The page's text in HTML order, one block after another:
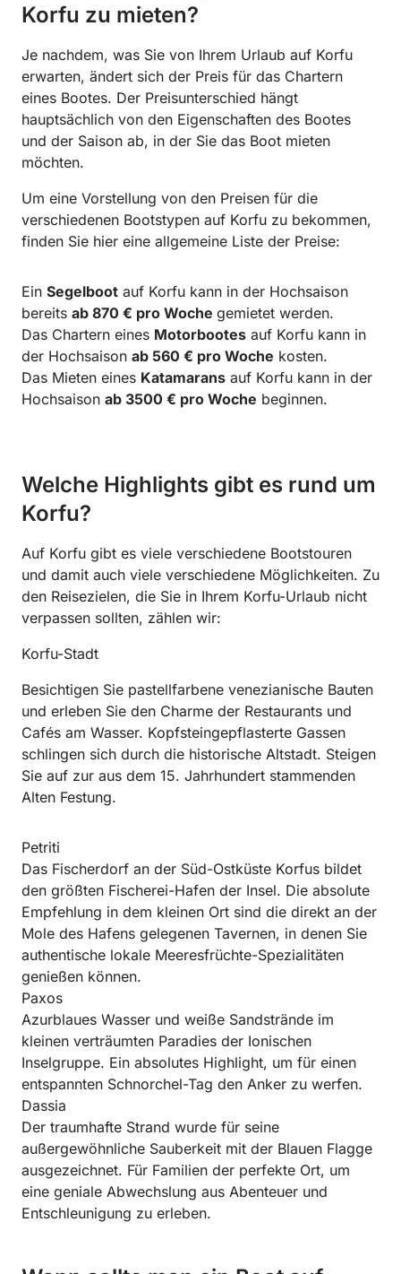
Korfu zu mieten?
Je nachdem, was Sie von Ihrem Urlaub auf Korfu
erwarten, ändert sich der Preis für das Chartern
eines Bootes. Der Preisunterschied hängt
hauptsächlich von den Eigenschaften des Bootes
und der Saison ab, in der Sie das Boot mieten
möchten.
Um eine Vorstellung von den Preisen für die
verschiedenen Bootstypen auf Korfu zu bekommen,
finden Sie hier eine allgemeine Liste der Preise:
Ein Segelboot auf Korfu kann in der Hochsaison
bereits ab 870 € pro Woche gemietet werden.
Das Chartern eines Motorbootes auf Korfu kann in
der Hochsaison ab 560 € pro Woche kosten.
Das Mieten eines Katamarans auf Korfu kann in der
Hochsaison ab 3500 € pro Woche beginnen.
Welche Highlights gibt es rund um
Korfu?
Auf Korfu gibt es viele verschiedene Bootstouren
und damit auch viele verschiedene Möglichkeiten. Zu
den Reisezielen, die Sie in Ihrem Korfu-Urlaub nicht
verpassen sollten, zählen wir:
Korfu-Stadt
Besichtigen Sie pastellfarbene venezianische Bauten
und erleben Sie den Charme der Restaurants und
Cafés am Wasser. Kopfsteingepflasterte Gassen
schlingen sich durch die historische Altstadt. Steigen
Sie auf zur aus dem 15. Jahrhundert stammenden
Alten Festung.
Petriti
Das Fischerdorf an der Süd-Ostküste Korfus bildet
den größten Fischerei-Hafen der Insel. Die absolute
Empfehlung in dem kleinen Ort sind die direkt an der
Mole des Hafens gelegenen Tavernen, in denen Sie
authentische lokale Meeresfrüchte-Spezialitäten
genießen können.
Paxos
Azurblaues Wasser und weiße Sandstrände im
kleinen verträumten Paradies der Ionischen
Inselgruppe. Ein absolutes Highlight, um für einen
entspannten Schnorchel-Tag den Anker zu werfen.
Dassia
Der traumhafte Strand wurde für seine
außergewöhnliche Sauberkeit mit der Blauen Flagge
ausgezeichnet. Für Familien der perfekte Ort, um
eine geniale Abwechslung aus Abenteuer und
Entschleunigung zu erleben.